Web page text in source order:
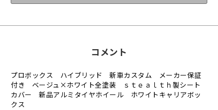
コメント
プロボックス ハイブリッド 新車カスタム メーカー保証
付き ベージュ×ホワイト全塗装 ｓｔｅａｌｔｈ製シート
カバー 新品アルミタイヤホイール ホワイトキャリアボッ
クス